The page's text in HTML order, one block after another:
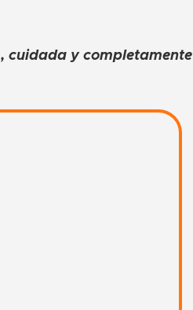
cuidada y completamente